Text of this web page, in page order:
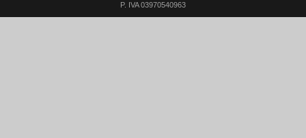
P. IVA 03970540963